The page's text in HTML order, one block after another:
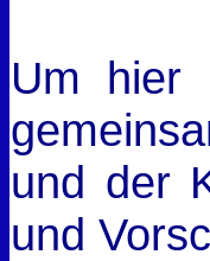
Um hier
und der
und